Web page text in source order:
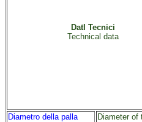
DatI Tecnici
Technical data
Diametro della palla
Diameter of